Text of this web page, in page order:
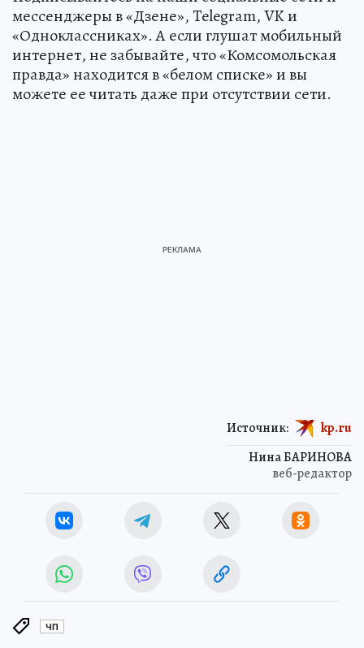
мессенджеры в «Дзене», Telegram, VK и
«Одноклассниках». А если глушат мобильный
интернет, не забывайте, что «Комсомольская
правда» находится в «белом списке» и вы
можете ее читать даже при отсутствии сети.
Нина БАРИНОВА
веб-редактор
Источник: kp.ru
ЧП